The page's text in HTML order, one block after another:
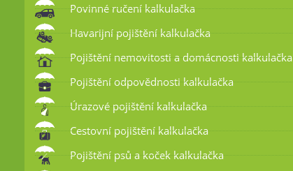
Povinné ručení kalkulačka
Havarijní pojištění kalkulačka
Pojištění nemovitosti a domácnosti kalkulačka
Pojištění odpovědnosti kalkulačka
Úrazové pojištění kalkulačka
Cestovní pojištění kalkulačka
Pojištění psů a koček kalkulačka